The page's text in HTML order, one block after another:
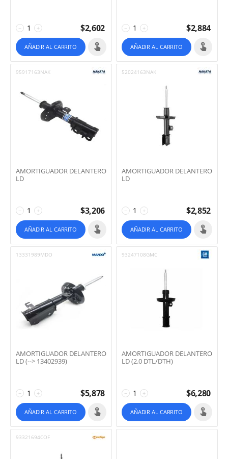
+
− $2,602
AÑADIR AL CARRITO
+
− $2,884
AÑADIR AL CARRITO
95917163NAK
AMORTIGUADOR DELANTERO
LD
+
− $3,206
AÑADIR AL CARRITO
52024163NAK
AMORTIGUADOR DELANTERO
LD
+
− $2,852
AÑADIR AL CARRITO
13331989MDO
AMORTIGUADOR DELANTERO
LD (--> 13402939)
+
− $5,878
AÑADIR AL CARRITO
93247108GMC
AMORTIGUADOR DELANTERO
LD (2.0 DTL/DTH)
+
− $6,280
AÑADIR AL CARRITO
93321694COF